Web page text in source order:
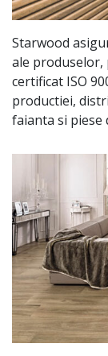
Starwood
ale
certificat ISO
productiei,
faianta si piese